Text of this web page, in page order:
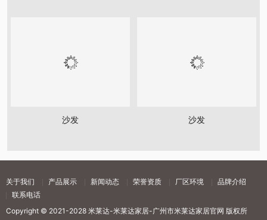
沙发 沙发
关于我们 产品展示 新闻动态 荣誉资质 厂区环境
品牌介绍
联系电话
Copyright © 2021-2028 米莱达-米莱达家居-广州市米莱达家居官网 版权所